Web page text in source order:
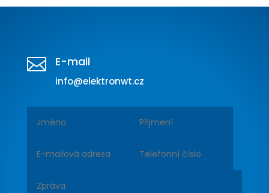
 E-mail
info@elektronwt.cz